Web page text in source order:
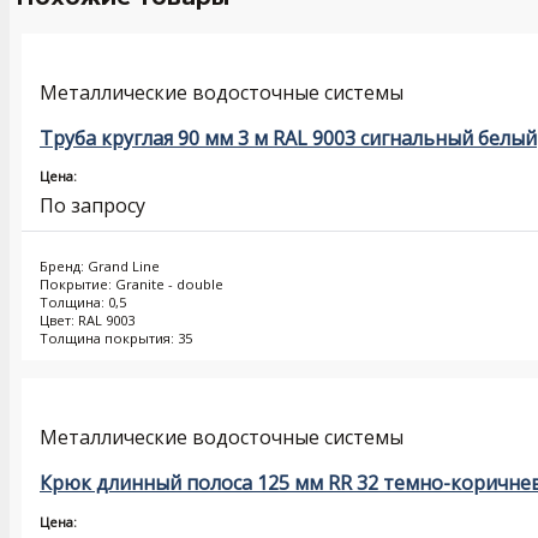
Металлические водосточные системы
Труба круглая 90 мм 3 м RAL 9003 сигнальный белый
Цена:
По запросу
Бренд: Grand Line
Покрытие: Granite - double
Толщина: 0,5
Цвет: RAL 9003
Толщина покрытия: 35
Металлические водосточные системы
Крюк длинный полоса 125 мм RR 32 темно-
Цена: